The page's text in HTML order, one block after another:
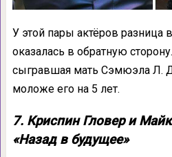
У этой пары актёров разница
оказалась в обратную
сыгравшая мать Сэмюэла Л.
моложе его на 5 лет.
7. Криспин Гловер и
«Назад в будущее»